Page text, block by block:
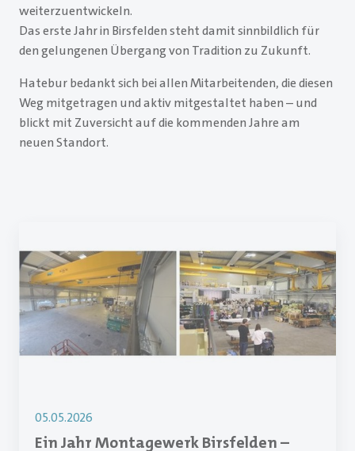
weiterzuentwickeln.
Das erste Jahr in Birsfelden steht damit sinnbildlich für
den gelungenen Übergang von Tradition zu Zukunft.
Hatebur bedankt sich bei allen Mitarbeitenden, die diesen
Weg mitgetragen und aktiv mitgestaltet haben – und
blickt mit Zuversicht auf die kommenden Jahre am
neuen Standort.
05.05.2026
Ein Jahr Montagewerk Birsfelden –